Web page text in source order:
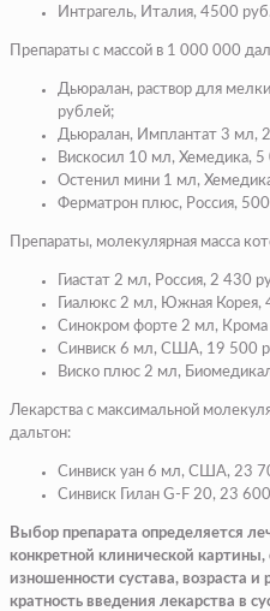
Интрагель, Италия, 4500
Препараты с массой в 1 000 000
Дьюралан, раствор для
рублей;
Дьюралан, Имплантат 3 мл,
Вискосил 10 мл, Хемедика,
Остенил мини 1 мл,
Ферматрон плюс, Россия,
Препараты, молекулярная масса
Гиастат 2 мл, Россия, 2 430
Гиалюкс 2 мл, Южная Корея,
Синокром форте 2 мл,
Синвиск 6 мл, США, 19 500
Виско плюс 2 мл,
Лекарства с максимальной
дальтон:
Синвиск уан 6 мл, США, 23
Синвиск Гилан G-F 20, 23
Выбор препарата определяется
конкретной клинической картины,
изношенности сустава, возраста
кратность введения лекарства в